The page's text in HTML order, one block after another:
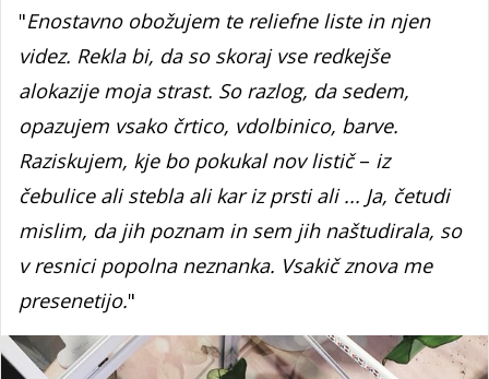
"Enostavno obožujem te reliefne liste in njen
videz. Rekla bi, da so skoraj vse redkejše
alokazije moja strast. So razlog, da sedem,
opazujem vsako črtico, vdolbinico, barve.
Raziskujem, kje bo pokukal nov listič– iz
čebulice ali stebla ali kar iz prsti ali ... Ja, četudi
mislim, da jih poznam in sem jih naštudirala, so
v resnici popolna neznanka. Vsakič znova me
presenetijo."